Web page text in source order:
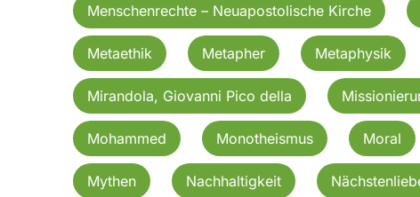
Menschenrechte – Neuapostolische Kirche
Metaethik Metapher Metaphysik
Mirandola, Giovanni Pico della
Mohammed Monotheismus Moral
Mythen Nachhaltigkeit